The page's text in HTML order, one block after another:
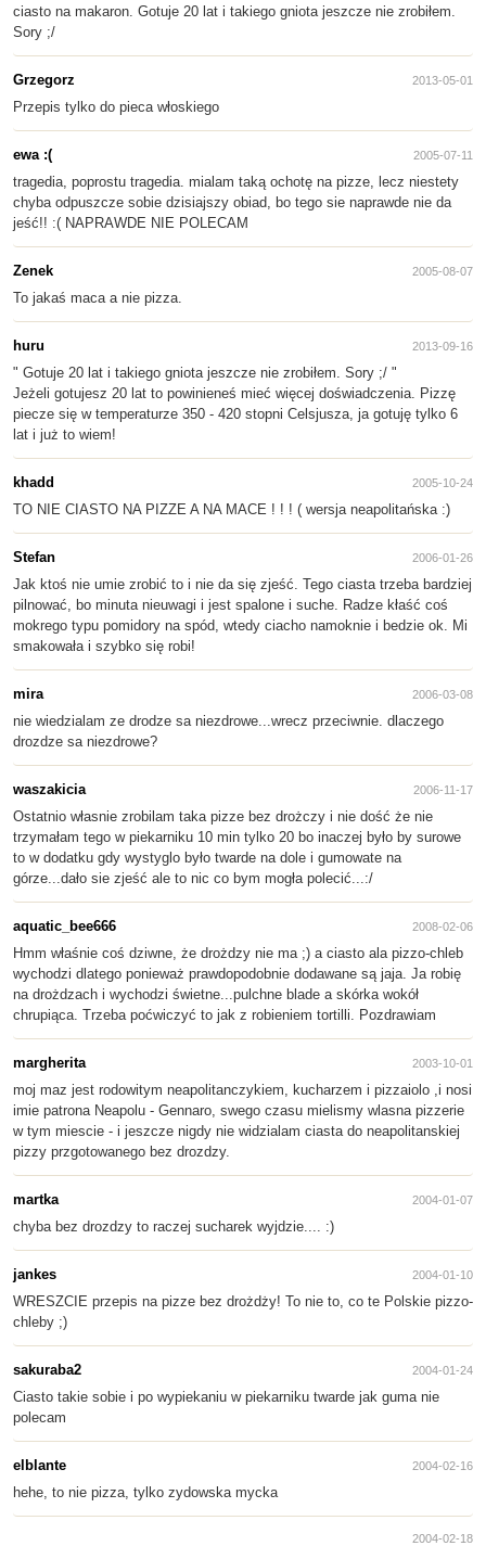
ciasto na makaron. Gotuje 20 lat i takiego gniota jeszcze nie zrobiłem.
Sory ;/
Grzegorz 2013-05-01
Przepis tylko do pieca włoskiego
ewa :( 2005-07-11
tragedia, poprostu tragedia. mialam taką ochotę na pizze, lecz niestety
chyba odpuszcze sobie dzisiajszy obiad, bo tego sie naprawde nie da
jeść!! :( NAPRAWDE NIE POLECAM
Zenek 2005-08-07
To jakaś maca a nie pizza.
huru 2013-09-16
" Gotuje 20 lat i takiego gniota jeszcze nie zrobiłem. Sory ;/ "
Jeżeli gotujesz 20 lat to powinieneś mieć więcej doświadczenia. Pizzę
piecze się w temperaturze 350 - 420 stopni Celsjusza, ja gotuję tylko 6
lat i już to wiem!
khadd 2005-10-24
TO NIE CIASTO NA PIZZE A NA MACE ! ! ! ( wersja neapolitańska :)
Stefan 2006-01-26
Jak ktoś nie umie zrobić to i nie da się zjeść. Tego ciasta trzeba bardziej
pilnować, bo minuta nieuwagi i jest spalone i suche. Radze kłaść coś
mokrego typu pomidory na spód, wtedy ciacho namoknie i bedzie ok. Mi
smakowała i szybko się robi!
mira 2006-03-08
nie wiedzialam ze drodze sa niezdrowe...wrecz przeciwnie. dlaczego
drozdze sa niezdrowe?
waszakicia 2006-11-17
Ostatnio własnie zrobilam taka pizze bez drożczy i nie dość że nie
trzymałam tego w piekarniku 10 min tylko 20 bo inaczej było by surowe
to w dodatku gdy wystyglo było twarde na dole i gumowate na
górze...dało sie zjeść ale to nic co bym mogła polecić...:/
aquatic_bee666 2008-02-06
Hmm właśnie coś dziwne, że drożdzy nie ma ;) a ciasto ala pizzo-chleb
wychodzi dlatego ponieważ prawdopodobnie dodawane są jaja. Ja robię
na drożdzach i wychodzi świetne...pulchne blade a skórka wokół
chrupiąca. Trzeba poćwiczyć to jak z robieniem tortilli. Pozdrawiam
margherita 2003-10-01
moj maz jest rodowitym neapolitanczykiem, kucharzem i pizzaiolo ,i nosi
imie patrona Neapolu - Gennaro, swego czasu mielismy wlasna pizzerie
w tym miescie - i jeszcze nigdy nie widzialam ciasta do neapolitanskiej
pizzy przgotowanego bez drozdzy.
martka 2004-01-07
chyba bez drozdzy to raczej sucharek wyjdzie.... :)
jankes 2004-01-10
WRESZCIE przepis na pizze bez drożdży! To nie to, co te Polskie pizzo-
chleby ;)
sakuraba2 2004-01-24
Ciasto takie sobie i po wypiekaniu w piekarniku twarde jak guma nie
polecam
elblante 2004-02-16
hehe, to nie pizza, tylko zydowska mycka
2004-02-18